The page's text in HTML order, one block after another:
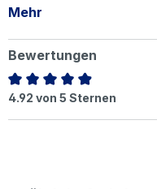
Mehr
Bewertungen
Durchschnittliche
4.92 von 5 Sternen